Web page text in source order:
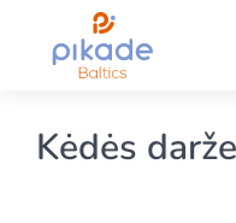
Kėdės